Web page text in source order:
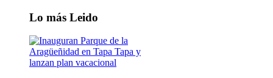
Lo más Leido